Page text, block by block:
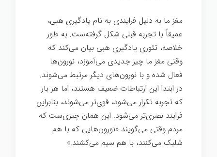
مغز ما به دلیل فرایندی به نام یادگیری هبی،
عمیقاً با تجربه قبلی شکل گرفته‌ست. به طور
خلاصه، تئوری یادگیری هبی بیان می‌کند که
وقتی مغز ما چیز جدیدی می‌آموزد، نورون‌ها
فعال شده و با نورون‌های دیگر مرتبط می‌شوند.
در ابتدا این ارتباطات ضعیف هستند، اما هر بار
که تجربه تکرار می‌شود، قوی‌تر می‌شوند، بنابراین
فرایند بصری‌تر می‌شود. این همان چیزی‌ست که
مردم وقتی می‌گویند «نورون‌هایی که با هم
شلیک می‌کنند، با هم سیم می‌کشند.»